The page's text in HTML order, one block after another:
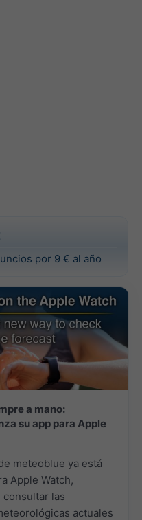
por 9 € al año
a mano:
su app para Apple
meteoblue ya está
Apple Watch,
las
actuales